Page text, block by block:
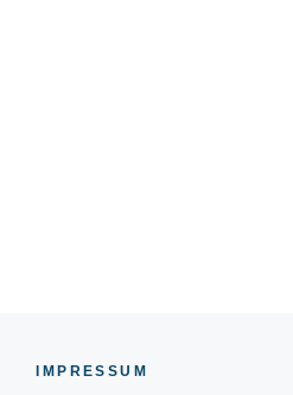
IMPRESSUM